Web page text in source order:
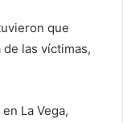
que
de las víctimas,
La Vega,